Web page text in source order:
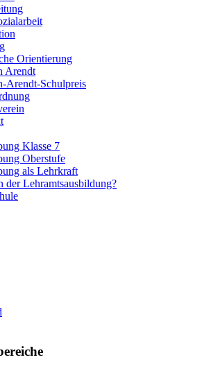
Orientierung
Arendt
Arendt-Schulpreis
Klasse 7
Oberstufe
als Lehrkraft
der Lehramtsausbildung?